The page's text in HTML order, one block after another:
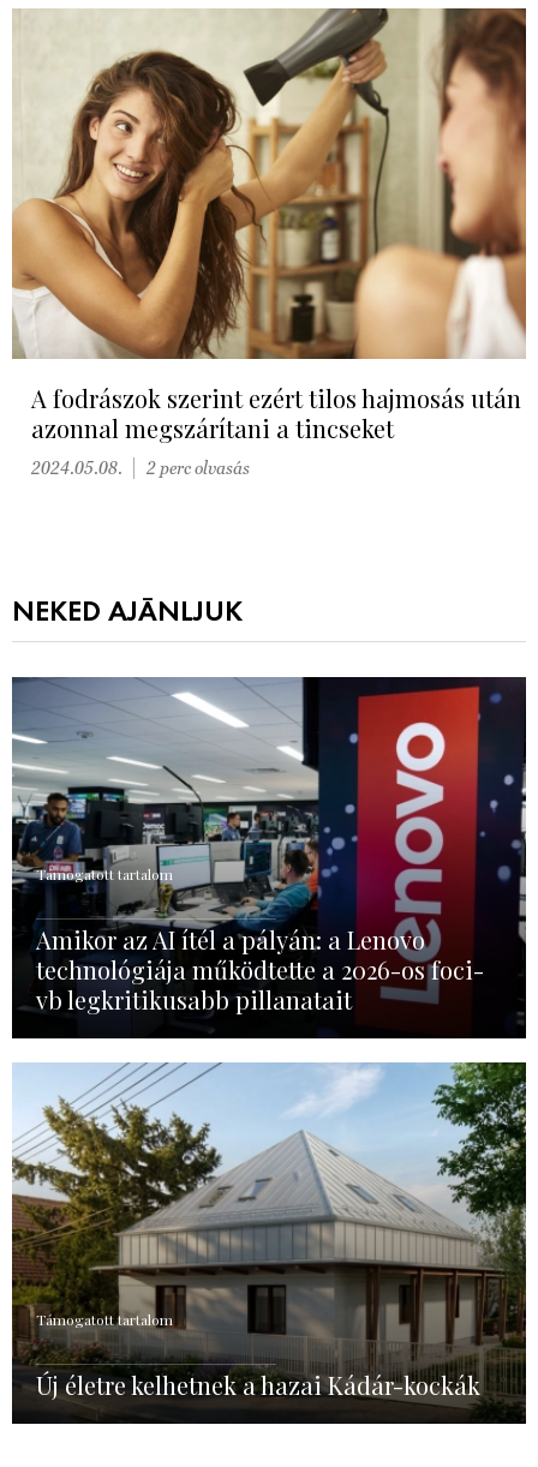
A fodrászok szerint ezért tilos hajmosás után
azonnal megszárítani a tincseket
2024.05.08. 2 perc olvasás
NEKED AJÁNLJUK
Támogatott tartalom
Amikor az AI ítél a pályán: a Lenovo
technológiája működtette a 2026-os foci-
vb legkritikusabb pillanatait
Támogatott tartalom
Új életre kelhetnek a hazai Kádár-kockák